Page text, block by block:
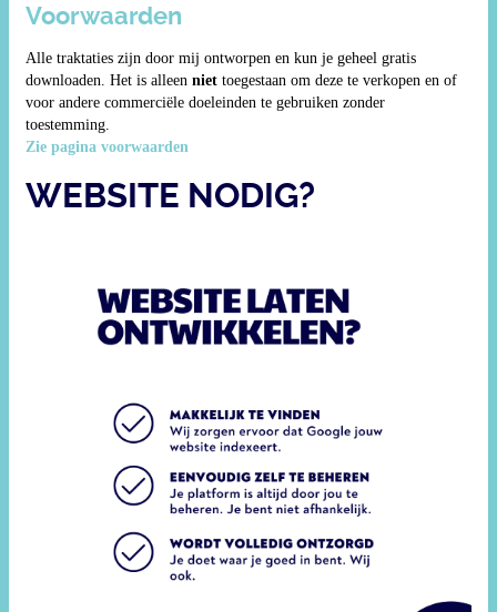
Voorwaarden
Alle traktaties zijn door mij ontworpen en kun je geheel gratis
downloaden. Het is alleen niet toegestaan om deze te verkopen en of
voor andere commerciële doeleinden te gebruiken zonder
toestemming.
Zie pagina voorwaarden
WEBSITE NODIG?